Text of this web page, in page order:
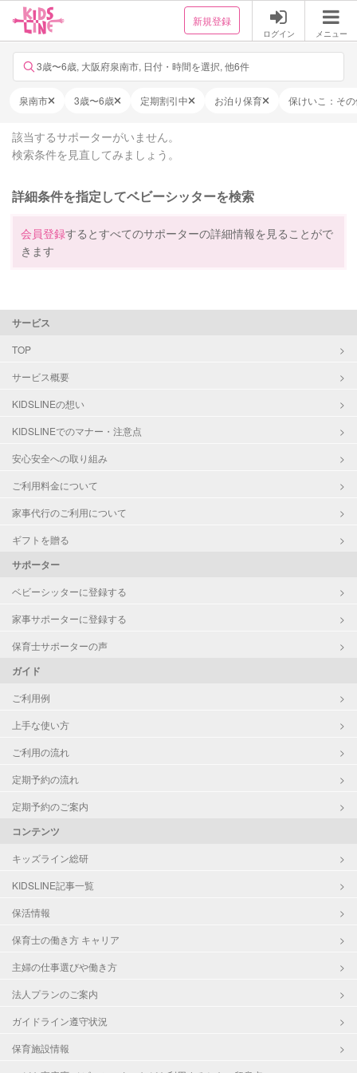
新規登録
ログイン メニュー
3歳〜6歳, 大阪府泉南市, 日付・時間を選択, 他6件
泉南市 3歳〜6歳 定期割引中 お泊り保育 保けいこ：そ
該当するサポーターがいません。
検索条件を見直してみましょう。
詳細条件を指定してベビーシッターを検索
会員登録するとすべてのサポーターの詳細情報を見ることがで
きます
サービス
TOP
サービス概要
KIDSLINEの想い
KIDSLINEでのマナー・注意点
安心安全への取り組み
ご利用料金について
家事代行のご利用について
ギフトを贈る
サポーター
ベビーシッターに登録する
家事サポーターに登録する
保育士サポーターの声
ガイド
ご利用例
上手な使い方
ご利用の流れ
定期予約の流れ
定期予約のご案内
コンテンツ
キッズライン総研
KIDSLINE記事一覧
保活情報
保育士の働き方 キャリア
主婦の仕事選びや働き方
法人プランのご案内
ガイドライン遵守状況
保育施設情報